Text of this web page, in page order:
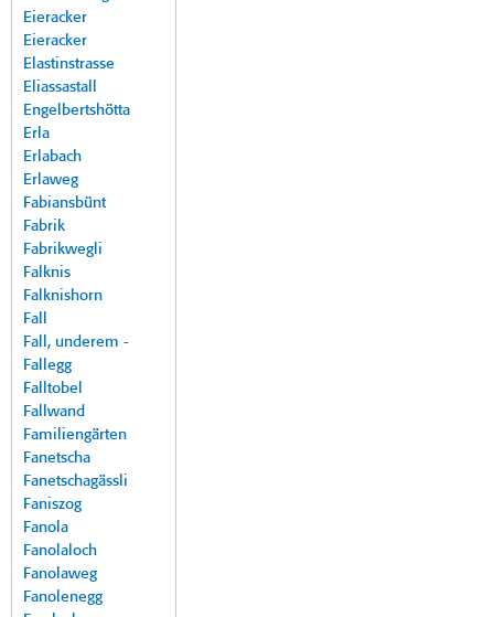
Eieracker
Eieracker
Elastinstrasse
Eliassastall
Engelbertshötta
Erla
Erlabach
Erlaweg
Fabiansbünt
Fabrik
Fabrikwegli
Falknis
Falknishorn
Fall
Fall, underem -
Fallegg
Falltobel
Fallwand
Familiengärten
Fanetscha
Fanetschagässli
Faniszog
Fanola
Fanolaloch
Fanolaweg
Fanolenegg